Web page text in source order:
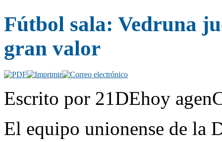
Fútbol sala: Vedruna
gran valor
Escrito por 21DEhoy
El equipo unionense de la